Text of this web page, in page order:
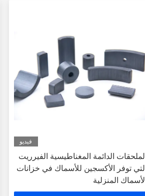
فيديو
الملحقات الدائمة المغناطيسية الفيرريت
التي توفر الأكسجين للأسماك في خزانات
الأسماك المنزلية